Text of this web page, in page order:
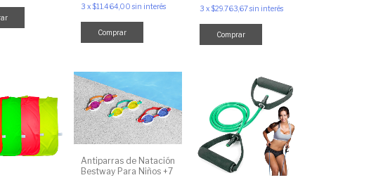
3 x$11.464,00 sin interés
Comprar
3 x$29.763,67sin interés
Comprar
Antiparras de Natación
Bestway Para Niños +7